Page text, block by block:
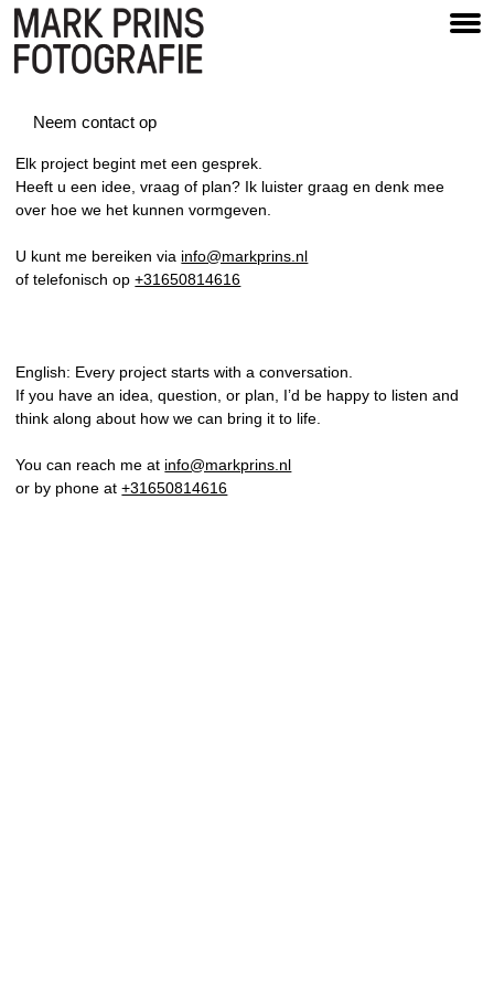
Neem contact op
Elk project begint met een gesprek.
Heeft u een idee, vraag of plan? Ik luister graag en denk mee
over hoe we het kunnen vormgeven.
U kunt me bereiken via info@markprins.nl
of telefonisch op+31650814616
English: Every project starts with a conversation.
If you have an idea, question, or plan, I’d be happy to listen and
think along about how we can bring it to life.
You can reach me at info@markprins.nl
or by phone at+31650814616